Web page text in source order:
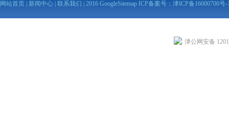
网站首页
新闻中心 联系我们 | 2016 GoogleSitemap ICP备案号： 津ICP备16000700号-
津公网安备